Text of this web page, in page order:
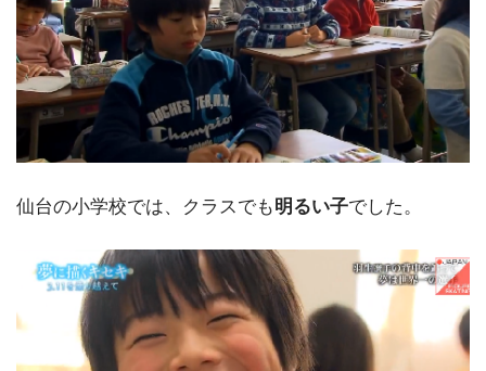
仙台の小学校では、クラスでも明るい子でした。